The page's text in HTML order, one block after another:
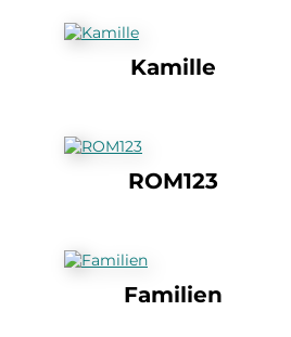
Kamille
ROM123
Familien